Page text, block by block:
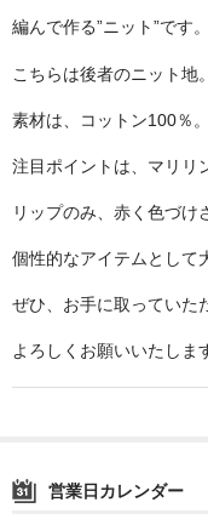
編んで作る”ニット”です。
こちらは後者のニット地。
素材は、コットン100％。
注目ポイントは、マリリ
リップのみ、赤く色づけ
個性的なアイテムとして
ぜひ、お手に取っていた
よろしくお願いいたしま
営業日カレンダー